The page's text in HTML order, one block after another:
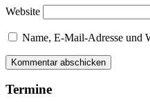
Website
Name, E-Mail-Adresse und
Termine